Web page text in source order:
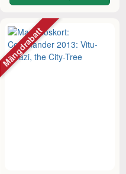
Mängdrabatt